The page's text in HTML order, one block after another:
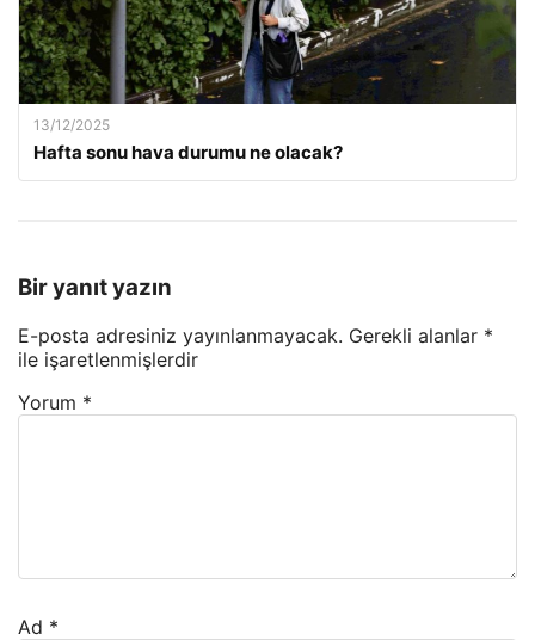
13/12/2025
Hafta sonu hava durumu ne olacak?
Bir yanıt yazın
E-posta adresiniz yayınlanmayacak. Gerekli alanlar *
ile işaretlenmişlerdir
Yorum *
Ad *